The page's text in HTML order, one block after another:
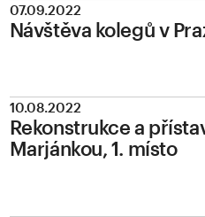
07.09.2022
Návštěva kolegů v
10.08.2022
Rekonstrukce a
Marjánkou, 1. místo